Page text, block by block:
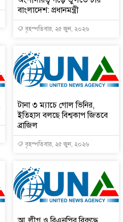
বাংলাদেশ: প্রধানমন্ত্রী
বৃহস্পতিবার, ২৫ জুন, ২০২৬
টানা ৩ ম্যাচে গোল ভিনির,
ইতিহাস বলছে বিশ্বকাপ জিতবে
ব্রাজিল
বৃহস্পতিবার, ২৫ জুন, ২০২৬